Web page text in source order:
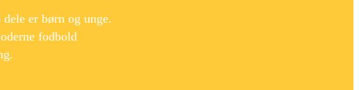
er børn og unge.
fodbold